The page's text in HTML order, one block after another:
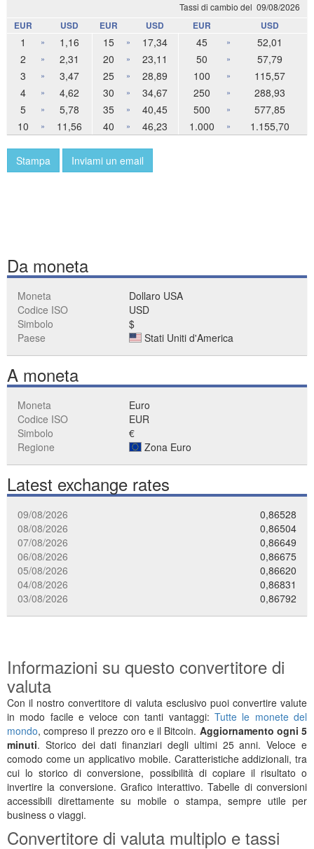
Tassi di cambio del 09/08/2026
EUR USD EUR USD EUR USD
1 » 1,16 15 » 17,34 45 »
52,01
2
» 2,31 20 » 23,11 50 »
57,79
3
» 3,47 25 » 28,89 100 »
115,57
4
» 4,62 30 » 34,67 250 »
288,93
5
» 5,78 35 » 40,45 500 »
577,85
10
» 11,56 40 » 46,23 1.000 » 1.155,70
Stampa Inviami un email
Da moneta
Moneta
Dollaro USA
Codice ISO
USD
Simbolo
$
Paese
Stati Uniti d'America
A moneta
Moneta
Euro
Codice ISO
EUR
Simbolo
€
Regione
Zona Euro
Latest exchange rates
09/08/2026
0,86528
08/08/2026
0,86504
07/08/2026
0,86649
06/08/2026
0,86675
05/08/2026
0,86620
04/08/2026
0,86831
03/08/2026
0,86792
Informazioni su questo convertitore di
valuta
Con il nostro convertitore di valuta esclusivo puoi convertire valute
in modo facile e veloce con tanti vantaggi: Tutte le monete del
mondo, compreso il prezzo oro e il Bitcoin. Aggiornamento ogni 5
minuti. Storico dei dati finanziari degli ultimi 25 anni. Veloce e
comodo come un applicativo mobile. Caratteristiche addizionali, tra
cui lo storico di conversione, possibilità di copiare il risultato o
invertire la conversione. Grafico interattivo. Tabelle di conversioni
accessibili direttamente su mobile o stampa, sempre utile per
business o viaggi.
Convertitore di valuta multiplo e tassi